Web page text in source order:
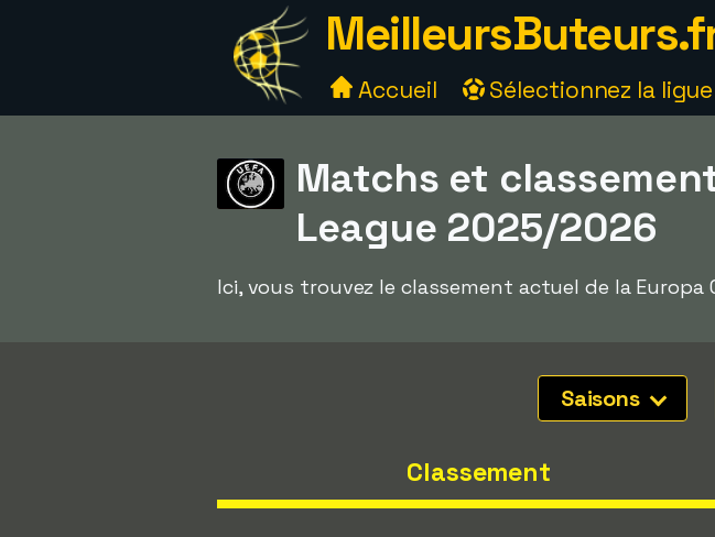
Accueil Sélectionnez la ligue
Matchs et
League 2025/2026
Ici, vous trouvez le classement actuel de la
Saisons
Classement